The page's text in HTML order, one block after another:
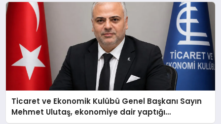
Ticaret ve Ekonomik Kulübü Genel Başkanı Sayın
Mehmet Ulutaş, ekonomiye dair yaptığı